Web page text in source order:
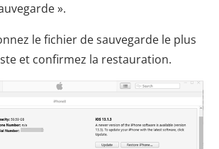
».
le fichier de sauvegarde le plus
et confirmez la restauration.